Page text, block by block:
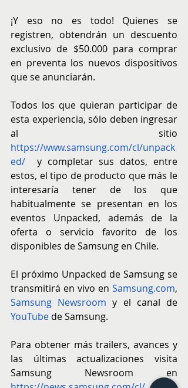
¡Y eso no es todo! Quienes se
registren, obtendrán un descuento
exclusivo de $50.000 para comprar
en preventa los nuevos dispositivos
que se anunciarán.
Todos los que quieran participar de
esta experiencia, sólo deben ingresar
https://www.samsung.com/cl/unpack
ed/
  y completar sus datos, entre
estos, el tipo de producto que más le
interesaría tener de los que
habitualmente se presentan en los
eventos Unpacked, además de la
oferta o servicio favorito de los
disponibles de Samsung en Chile.
El próximo Unpacked de Samsung se
transmitirá en vivo en Samsung.com
Samsung Newsroom
YouTube de Samsung.
Para obtener más trailers, avances y
las últimas actualizaciones visita